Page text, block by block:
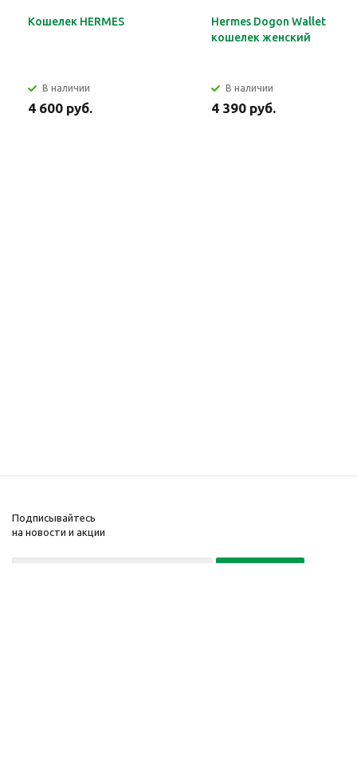
Кошелек HERMES
В наличии
4 600 руб.
Hermes Dogon Wallet
кошелек женский
В наличии
4 390 руб.
Подписывайтесь
на новости и акции